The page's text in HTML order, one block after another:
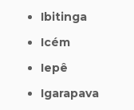
Ibitinga
Icém
Iepê
Igarapava